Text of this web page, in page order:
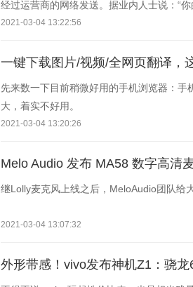
经过运营商的网络发送。据业内人士说：“
2021-03-04 13:22:56
一键下载图片/视频/全网页翻译，
先来数一下目前稍微好用的手机浏览器：
大，着实不好用。
2021-03-04 13:20:26
Melo Audio 发布 MA58 数字高清
继Lolly麦克风上线之后，MeloAudio团队给
2021-03-04 13:07:32
外形带感！vivo发布神机Z1：骁龙